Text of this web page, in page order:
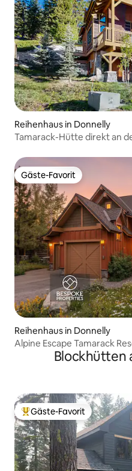
Reihenhaus in Donnelly
Tamarack-Hütte direkt an
Gäste-Favorit
Gäste-Favorit
Reihenhaus in Donnelly
Alpine Escape Tamarack
Skipiste Haustiere erlaubt
Blockhütten
Beliebter Gäste-Favorit.
Gäste-Favorit